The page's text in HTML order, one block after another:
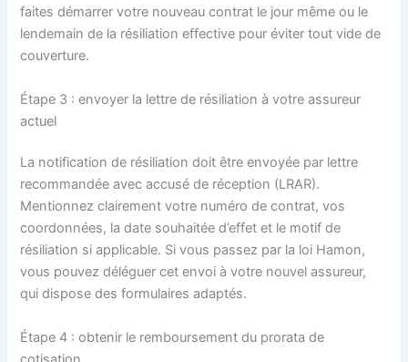
faites démarrer votre nouveau contrat le jour même ou le
lendemain de la résiliation effective pour éviter tout vide de
couverture.
Étape 3 : envoyer la lettre de résiliation à votre assureur
actuel
La notification de résiliation doit être envoyée par lettre
recommandée avec accusé de réception (LRAR).
Mentionnez clairement votre numéro de contrat, vos
coordonnées, la date souhaitée d’effet et le motif de
résiliation si applicable. Si vous passez par la loi Hamon,
vous pouvez déléguer cet envoi à votre nouvel assureur,
qui dispose des formulaires adaptés.
Étape 4 : obtenir le remboursement du prorata de